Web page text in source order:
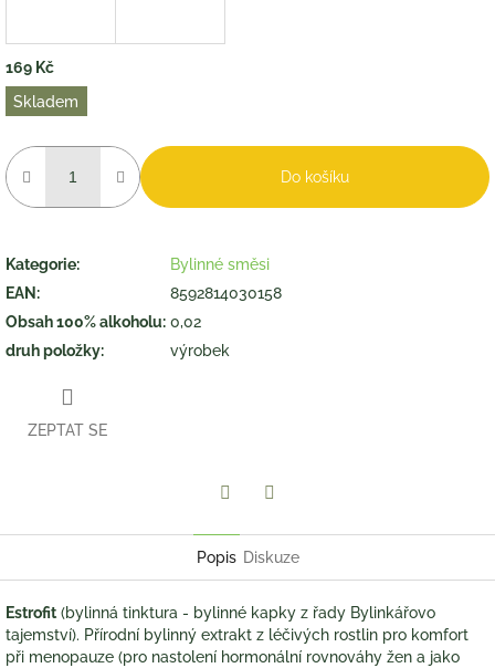
169 Kč
Měrná
cena:
Skladem
Do košíku
Kategorie:
Bylinné směsi
EAN :
8592814030158
Obsah 100% alkoholu: 0,02
druh položky: výrobek
ZEPTAT SE
Popis Diskuze
Estrofit (bylinná tinktura - bylinné kapky z řady Bylinkářovo
tajemství). Přírodní bylinný extrakt z léčivých rostlin pro komfort
při menopauze (pro nastolení hormonální rovnováhy žen a jako